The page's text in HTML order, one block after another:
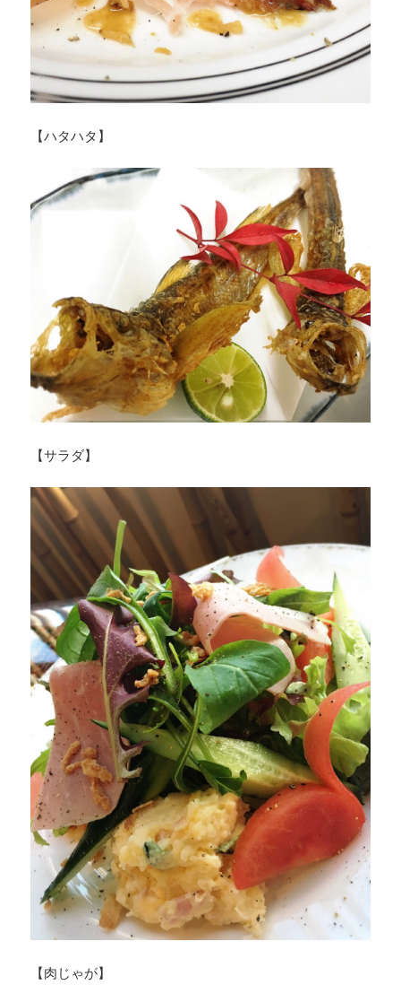
【ハタハタ】
【サラダ】
【肉じゃが】